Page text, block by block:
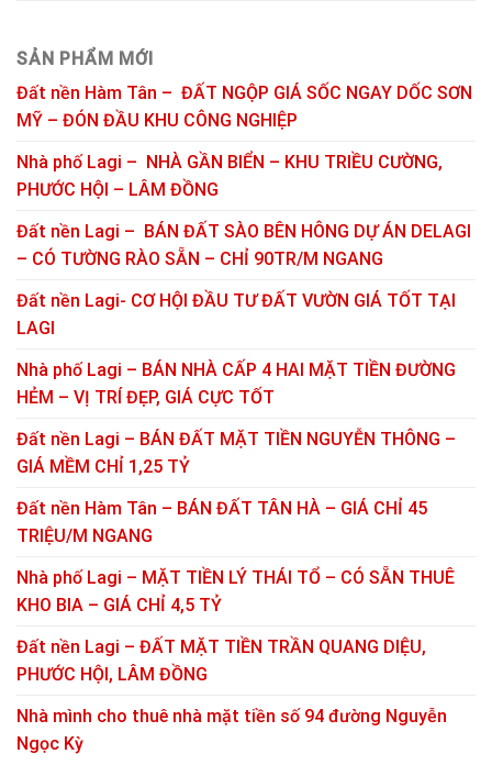
SẢN PHẨM MỚI
Đất nền Hàm Tân – ĐẤT NGỘP GIÁ SỐC NGAY DỐC SƠN
MỸ – ĐÓN ĐẦU KHU CÔNG NGHIỆP
Nhà phố Lagi – NHÀ GẦN BIỂN – KHU TRIỀU CƯỜNG,
PHƯỚC HỘI – LÂM ĐỒNG
Đất nền Lagi – BÁN ĐẤT SÀO BÊN HÔNG DỰ ÁN DELAGI
– CÓ TƯỜNG RÀO SẴN – CHỈ 90TR/M NGANG
Đất nền Lagi- CƠ HỘI ĐẦU TƯ ĐẤT VƯỜN GIÁ TỐT TẠI
LAGI
Nhà phố Lagi – BÁN NHÀ CẤP 4 HAI MẶT TIỀN ĐƯỜNG
HẺM – VỊ TRÍ ĐẸP, GIÁ CỰC TỐT
Đất nền Lagi – BÁN ĐẤT MẶT TIỀN NGUYỄN THÔNG –
GIÁ MỀM CHỈ 1,25 TỶ
Đất nền Hàm Tân – BÁN ĐẤT TÂN HÀ – GIÁ CHỈ 45
TRIỆU/M NGANG
Nhà phố Lagi – MẶT TIỀN LÝ THÁI TỔ – CÓ SẴN THUÊ
KHO BIA – GIÁ CHỈ 4,5 TỶ
Đất nền Lagi – ĐẤT MẶT TIỀN TRẦN QUANG DIỆU,
PHƯỚC HỘI, LÂM ĐỒNG
Nhà mình cho thuê nhà mặt tiền số 94 đường Nguyễn
Ngọc Kỳ